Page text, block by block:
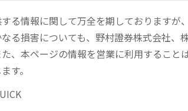
る情報に関して万全を期しております
る損害についても、野村證券株式会社
、本ページの情報を営業に利用するこ
す。